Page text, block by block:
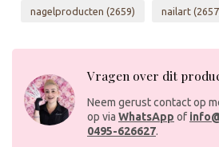
nagelproducten (2659) nailart
Vragen over dit
Neem gerust contact op
op via WhatsApp of
0495-626627.